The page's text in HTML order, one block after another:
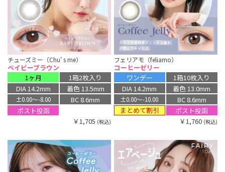
チューズミー（Chu' s me）
ベイビーブラウン
1ヶ月
1箱2枚入り
DIA 14.2mm
着色 13.5mm
±0.00〜-8.00
BC 8.6mm
ポスト投函
￥1,705 (税込)
フェリアモ（feliamo）
コーヒーゼリー
ワンデー
1箱10枚入り
DIA 14.2mm
着色 13.0mm
±0.00〜-10.00
BC 8.6mm
まとめて割引
ポスト投函
￥1,760 (税込)